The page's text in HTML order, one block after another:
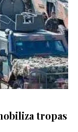
tropas